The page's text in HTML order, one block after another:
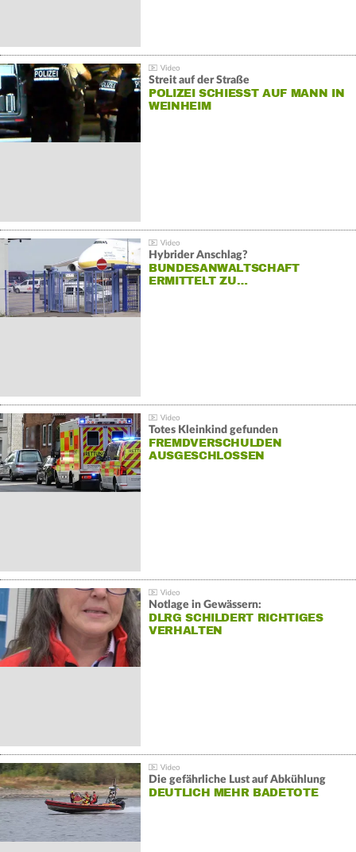
Streit auf der Straße
POLIZEI SCHIESST AUF MANN IN W
EINHEIM
Hybrider Anschlag?
BUNDESANWALTSCHAFT
ERMITTELT ZU…
Totes Kleinkind gefunden
FREMDVERSCHULDEN
AUSGESCHLOSSEN
Notlage in Gewässern:
DLRG SCHILDERT RICHTIGES
VERHALTEN
Die gefährliche Lust auf Abkühlung
DEUTLICH MEHR BADETOTE